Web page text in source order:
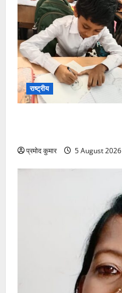
राष्ट्रीय
प्रमोद कुमार 5 August 2026